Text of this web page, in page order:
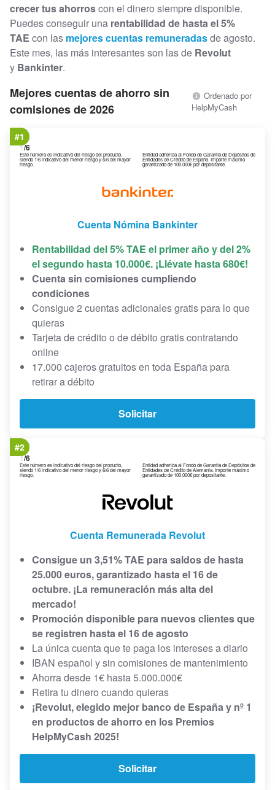
crecer tus ahorroscon el dinero siempre disponible.
Puedes conseguir una rentabilidad de hasta el 5%
TAE con las mejores cuentas remuneradasde agosto.
Este mes, las más interesantes son las de Revolut
y Bankinter.
Mejores cuentas de ahorro sin
comisiones de 2026
Ordenado por
HelpMyCash
1/6
Este número es indicativo del riesgo del producto,
siendo 1/6 indicativo del menor riesgo y 6/6 del mayor
riesgo.
Entidad adherida al Fondo de Garantía de Depósitos de
Entidades de Crédito de España. Importe máximo
garantizado de 100.000€ por depositante.
#1
Cuenta Nómina Bankinter
Rentabilidad del 5% TAE el primer año y del 2%
el segundo hasta 10.000€. ¡Llévate hasta 680€!
Cuenta sin comisiones cumpliendo
condiciones
Consigue 2 cuentas adicionales gratis para lo que
quieras
Tarjeta de crédito o de débito gratis contratando
online
17.000 cajeros gratuitos en toda España para
retirar a débito
Solicitar
1/6
Este número es indicativo del riesgo del producto,
siendo 1/6 indicativo del menor riesgo y 6/6 del mayor
riesgo.
Entidad adherida al Fondo de Garantía de Depósitos de
Entidades de Crédito de Alemania. Importe máximo
garantizado de 100.000€ por depositante.
#2
Cuenta Remunerada Revolut
Consigue un 3,51% TAE para saldos de hasta
25.000 euros, garantizado hasta el 16 de
octubre. ¡La remuneración más alta del
mercado!
Promoción disponible para nuevos clientes que
se registren hasta el 16 de agosto
La única cuenta que te paga los intereses a diario
IBAN español y sin comisiones de mantenimiento
Ahorra desde 1€ hasta 5.000.000€
Retira tu dinero cuando quieras
¡Revolut, elegido mejor banco de España y nº 1
en productos de ahorro en los Premios
HelpMyCash 2025!
Solicitar